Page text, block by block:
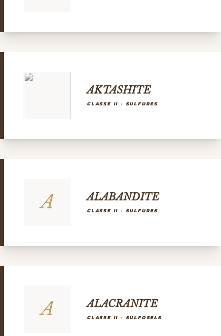
AKTASHITE
CLASSE II - SULFURES
A ALABANDITE
CLASSE II - SULFURES
A ALACRANITE
CLASSE II - SULFOSELS